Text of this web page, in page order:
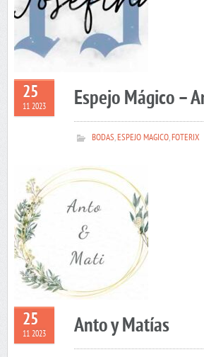
25
11 2023 Espejo Mágico –
BODAS,ESPEJO MAGICO,FOTERIX
25
11 2023 Anto y Matías